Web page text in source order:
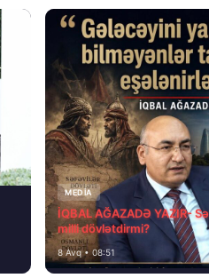
MEDİA
İQBAL AĞAZADƏ YAZIR-
milli dövlətdirmi?
8 Avq • 08:51